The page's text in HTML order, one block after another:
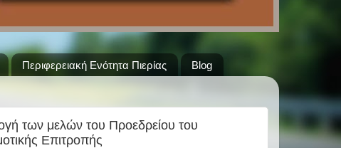
Περιφερειακή Ενότητα Πιερίας Blog
των μελών του Προεδρείου του
Επιτροπής